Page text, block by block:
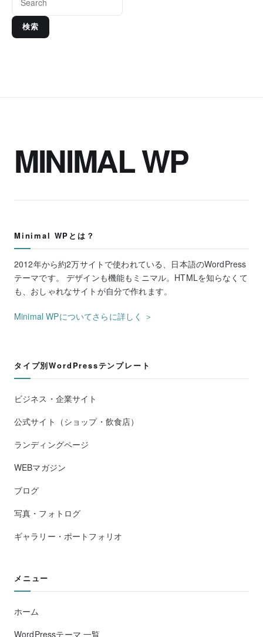
検索
MINIMAL WP
Minimal WPとは？
2012年から約2万サイトで使われている、日本語のWordPress
テーマです。 デザインも機能もミニマル。HTMLを知らなくて
も、おしゃれなサイトが自分で作れます。
Minimal WPについてさらに詳しく ＞
タイプ別WordPressテンプレート
ビジネス・企業サイト
公式サイト（ショップ・飲食店）
ランディングページ
WEBマガジン
ブログ
写真・フォトログ
ギャラリー・ポートフォリオ
メニュー
ホーム
WordPressテーマ 一覧